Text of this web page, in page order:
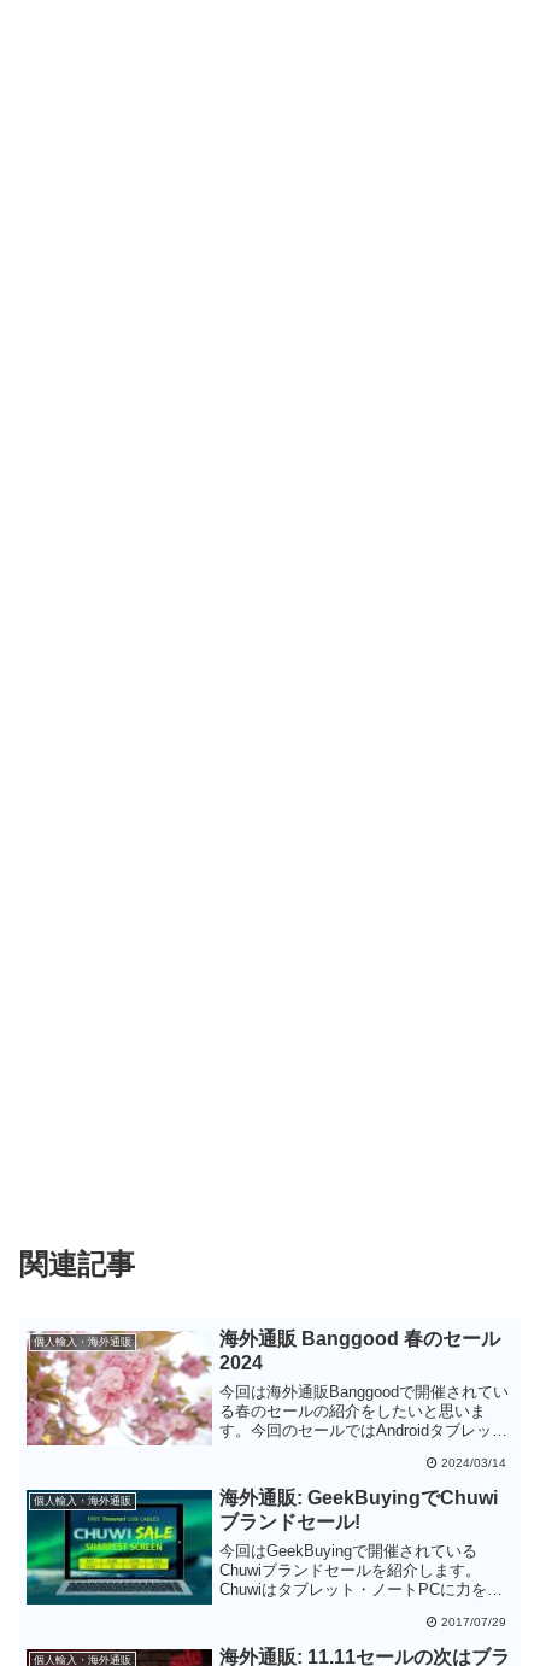
関連記事
個人輸入・海外通販
海外通販 Banggood 春のセール
2024
今回は海外通販Banggoodで開催されてい
る春のセールの紹介をしたいと思いま
す。今回のセールではAndroidタブレット
2024/03/14
個人輸入・海外通販
海外通販: GeekBuyingでChuwi
ブランドセール!
今回はGeekBuyingで開催されている
Chuwiブランドセールを紹介します。
Chuwiはタブレット・ノートPCに力を入
特に近年力を入れているノートPCは驚く
べきコストパフォーマンスなので、一度
2017/07/29
個人輸入・海外通販
海外通販: 11.11セールの次はブラ